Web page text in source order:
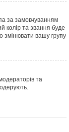
за замовчуванням
колір та звання буде
змінювати вашу групу
та